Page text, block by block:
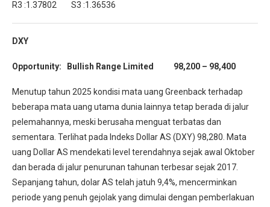
R3 :1.37802 S3 :1.36536
DXY
Opportunity: Bullish Range Limited 98,200 – 98,400
Menutup tahun 2025 kondisi mata uang Greenback terhadap
beberapa mata uang utama dunia lainnya tetap berada di jalur
pelemahannya, meski berusaha menguat terbatas dan
sementara. Terlihat pada Indeks Dollar AS (DXY) 98,280. Mata
uang Dollar AS mendekati level terendahnya sejak awal Oktober
dan berada di jalur penurunan tahunan terbesar sejak 2017.
Sepanjang tahun, dolar AS telah jatuh 9,4%, mencerminkan
periode yang penuh gejolak yang dimulai dengan pemberlakuan